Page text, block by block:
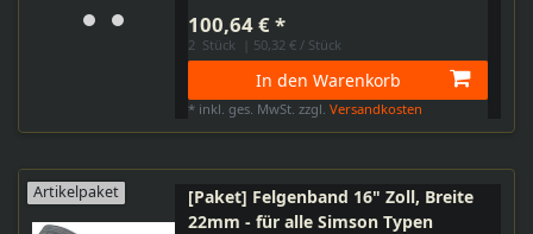
100,64 € *
2 Stück | 50,32 € / Stück
In den Warenkorb
* inkl. ges. MwSt. zzgl.Versandkosten
Artikelpaket
[Paket] Felgenband 16" Zoll, Breite
22mm - für alle Simson Typen